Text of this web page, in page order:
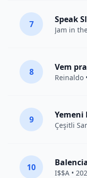
7 Speak
Jam in
8 Vem
Reinaldo
9 Yemeni
Çeşitli
10
I$$A •